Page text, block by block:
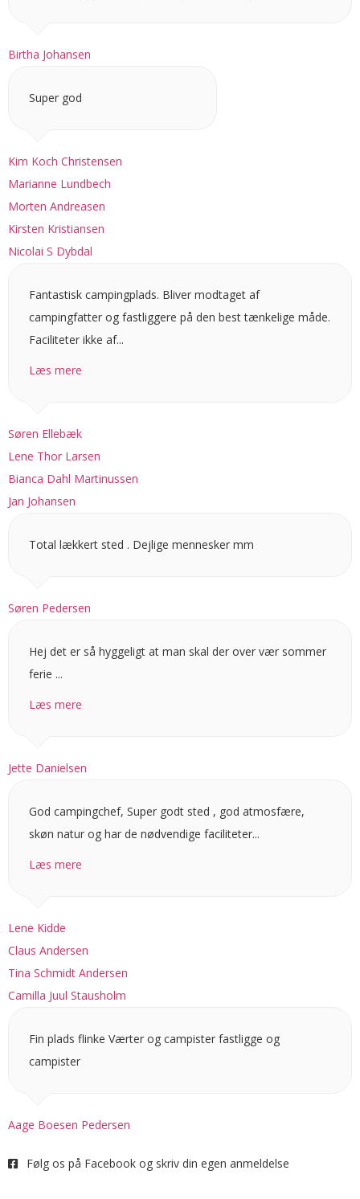
Birtha Johansen
Kim Koch Christensen
Super god
Marianne Lundbech
Morten Andreasen
Kirsten Kristiansen
Nicolai S Dybdal
Søren Ellebæk
Fantastisk campingplads. Bliver modtaget af
campingfatter og fastliggere på den best tænkelige måde.
Faciliteter ikke af...
Læs mere
Lene Thor Larsen
Bianca Dahl Martinussen
Jan Johansen
Søren Pedersen
Total lækkert sted . Dejlige mennesker mm
Jette Danielsen
Hej det er så hyggeligt at man skal der over vær sommer
ferie ...
Læs mere
Lene Kidde
God campingchef, Super godt sted , god atmosfære,
skøn natur og har de nødvendige faciliteter...
Læs mere
Claus Andersen
Tina Schmidt Andersen
Camilla Juul Stausholm
Aage Boesen Pedersen
Fin plads flinke Værter og campister fastligge og
campister
Følg os på Facebook og skriv din egen anmeldelse